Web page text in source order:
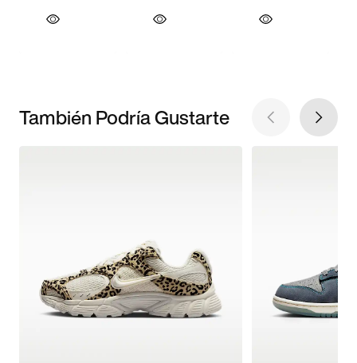
También Podría Gustarte